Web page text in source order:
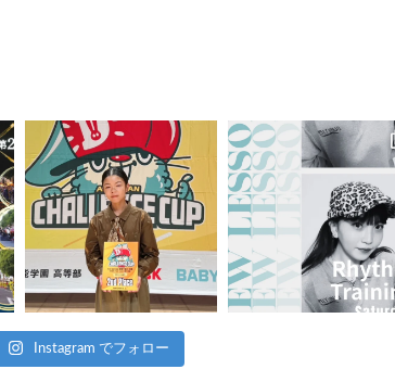
Instagram でフォロー